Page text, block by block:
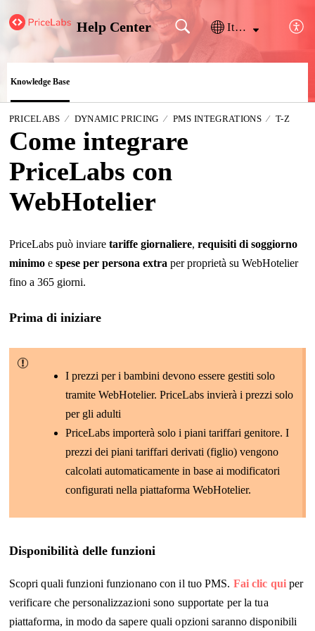
Help Center Italiano
Knowledge Base
PRICELABS DYNAMIC PRICING PMS INTEGRATIONS T-Z
Come integrare
PriceLabs con
WebHotelier
PriceLabs può inviare tariffe giornaliere, requisiti di soggiorno
minimoe spese per persona extra per proprietà su WebHotelier
fino a 365 giorni.
Prima di iniziare
I prezzi per i bambini devono essere gestiti solo
tramite WebHotelier. PriceLabs invierà i prezzi solo
per gli adulti
PriceLabs importerà solo i piani tariffari genitore. I
prezzi dei piani tariffari derivati (figlio) vengono
calcolati automaticamente in base ai modificatori
configurati nella piattaforma WebHotelier.
Disponibilità delle funzioni
Scopri quali funzioni funzionano con il tuo PMS. Fai clic quiper
verificare che personalizzazioni sono supportate per la tua
piattaforma, in modo da sapere quali opzioni saranno disponibili